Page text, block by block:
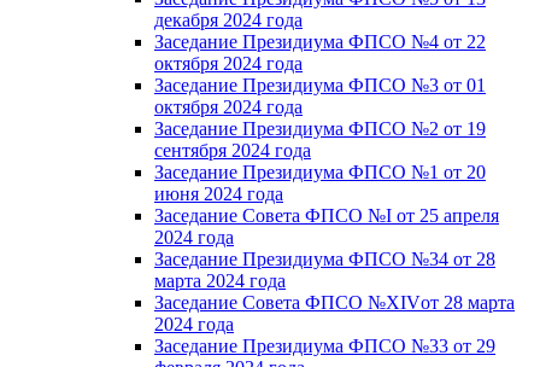
декабря 2024 года
Заседание Президиума ФПСО №4 от 22
октября 2024 года
Заседание Президиума ФПСО №3 от 01
октября 2024 года
Заседание Президиума ФПСО №2 от 19
сентября 2024 года
Заседание Президиума ФПСО №1 от 20
июня 2024 года
Заседание Совета ФПСО №I от 25 апреля
2024 года
Заседание Президиума ФПСО №34 от 28
марта 2024 года
Заседание Совета ФПСО №XIVот 28 марта
2024 года
Заседание Президиума ФПСО №33 от 29